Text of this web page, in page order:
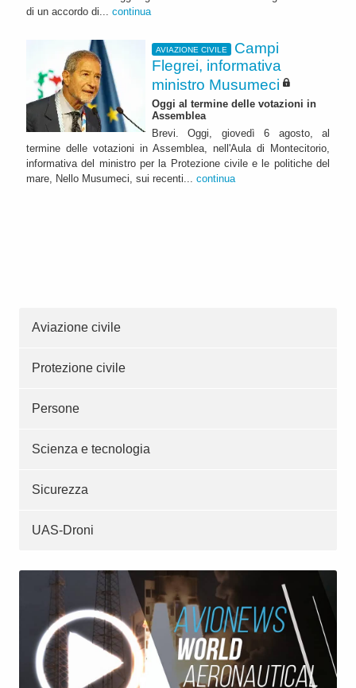
di un accordo di... continua
AVIAZIONE CIVILE
Campi
Flegrei, informativa
ministro Musumeci
Oggi al termine delle votazioni in
Assemblea
Brevi. Oggi, giovedì 6 agosto, al
termine delle votazioni in Assemblea, nell'Aula di Montecitorio,
informativa del ministro per la Protezione civile e le politiche del
mare, Nello Musumeci, sui recenti... continua
Aviazione civile
Protezione civile
Persone
Scienza e tecnologia
Sicurezza
UAS-Droni